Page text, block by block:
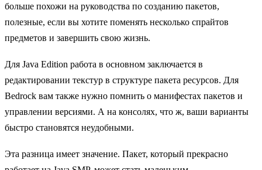
больше похожи на руководства по созданию пакетов,
полезные, если вы хотите поменять несколько спрайтов
предметов и завершить свою жизнь.
Для Java Edition работа в основном заключается в
редактировании текстур в структуре пакета ресурсов. Для
Bedrock вам также нужно помнить о манифестах пакетов и
управлении версиями. А на консолях, что ж, ваши варианты
быстро становятся неудобными.
Эта разница имеет значение. Пакет, который прекрасно